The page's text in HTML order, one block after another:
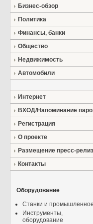
Бизнес-обзор
Политика
Финансы, банки
Общество
Недвижимость
Автомобили
Интернет
ВХОД/Напоминание
Регистрация
О проекте
Размещение пресс-
Контакты
Оборудование
Станки и промышленное
Инструменты,
оборудование